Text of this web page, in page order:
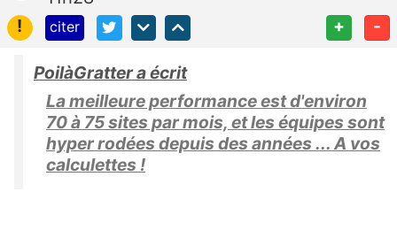
!
citer + -
PoilàGratter a écrit
La meilleure performance est d'environ
70 à 75 sites par mois, et les équipes sont
hyper rodées depuis des années ... A vos
calculettes !